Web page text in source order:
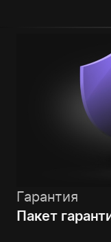
Гарантия
Пакет